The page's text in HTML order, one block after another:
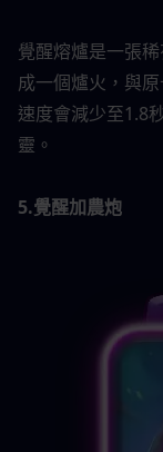
覺醒熔爐是一張
成一個爐火，與
速度會減少至1.8
靈。
5.覺醒加農炮